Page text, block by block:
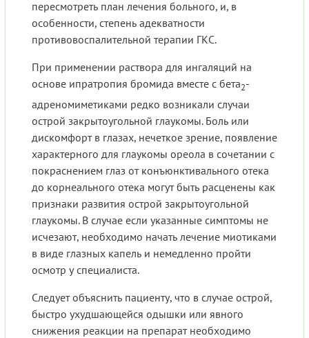
пересмотреть план лечения больного, и, в
особенности, степень адекватности
противовоспалительной терапии ГКС.
При применении раствора для ингаляций на
основе ипратропия бромида вместе с бета2-
адреномиметиками редко возникали случаи
острой закрытоугольной глаукомы. Боль или
дискомфорт в глазах, нечеткое зрение, появление
характерного для глаукомы ореола в сочетании с
покраснением глаз от конъюнктивального отека
до корнеального отека могут быть расценены как
признаки развития острой закрытоугольной
глаукомы. В случае если указанные симптомы не
исчезают, необходимо начать лечение миотиками
в виде глазных капель и немедленно пройти
осмотр у специалиста.
Следует объяснить пациенту, что в случае острой,
быстро ухудшающейся одышки или явного
снижения реакции на препарат необходимо